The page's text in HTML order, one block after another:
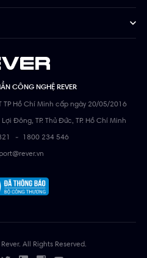
CÔNG NGHỆ REVER
TP Hồ Chí Minh cấp ngày 20/05/2016
Đông, TP. Thủ Đức, TP. Hồ Chí Minh
- 1800 234 546
All Rights Reserved.